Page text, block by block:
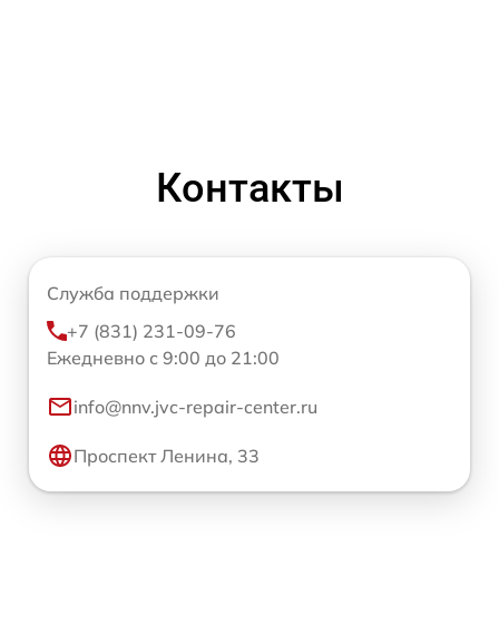
Контакты
Служба поддержки
+7 (831) 231-09-76
Ежедневно с 9:00 до 21:00
info@nnv.jvc-repair-center.ru
Проспект Ленина, 33